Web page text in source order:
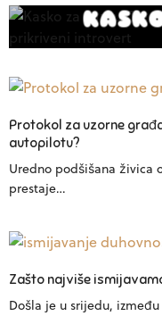
Protokol za uzorne
autopilotu?
Uredno podšišana živica
prestaje…
Zašto najviše
Došla je u srijedu,